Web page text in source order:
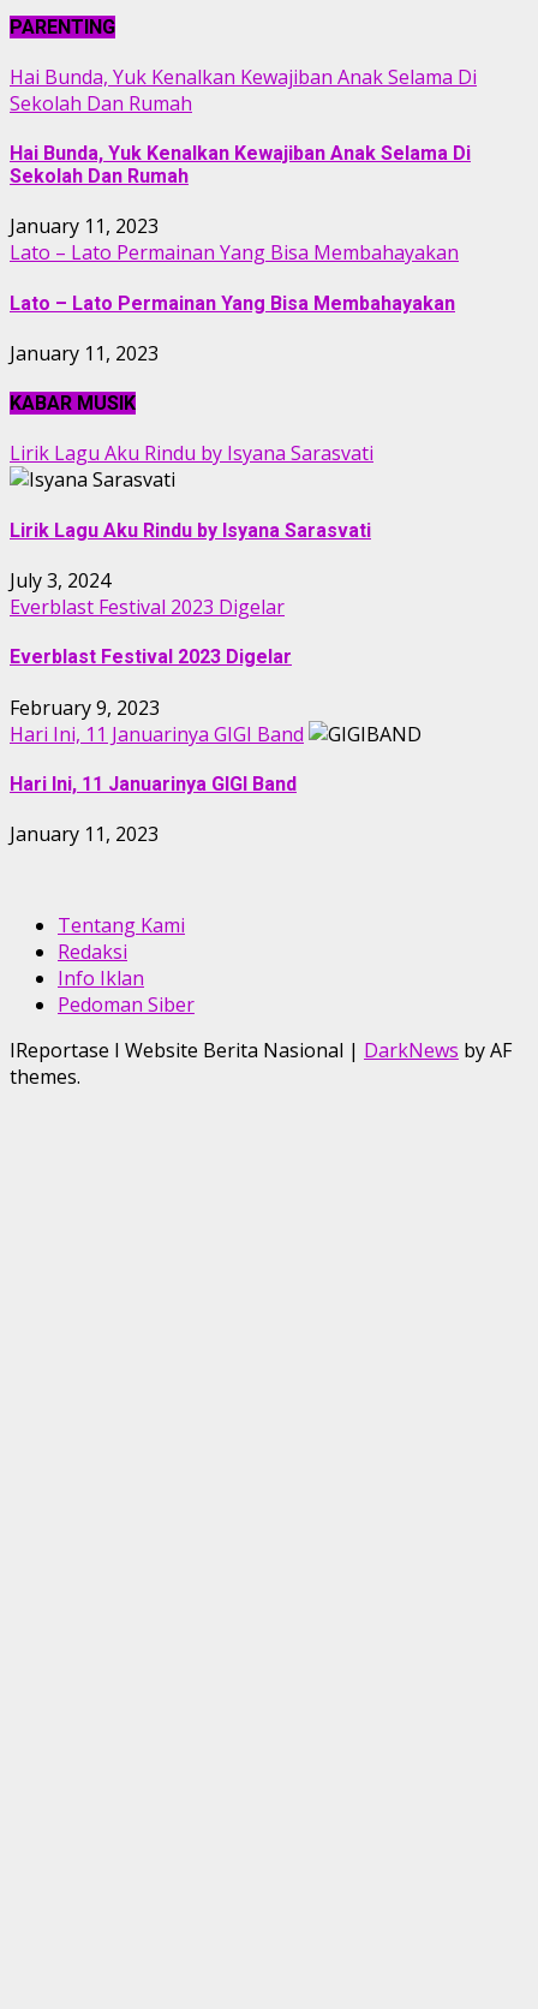
PARENTING
Hai Bunda, Yuk Kenalkan Kewajiban Anak Selama Di
Sekolah Dan Rumah
Hai Bunda, Yuk Kenalkan Kewajiban Anak Selama Di
Sekolah Dan Rumah
January 11, 2023
Lato – Lato Permainan Yang Bisa Membahayakan
Lato – Lato Permainan Yang Bisa Membahayakan
January 11, 2023
KABAR MUSIK
Lirik Lagu Aku Rindu by Isyana Sarasvati
Lirik Lagu Aku Rindu by Isyana Sarasvati
July 3, 2024
Everblast Festival 2023 Digelar
Everblast Festival 2023 Digelar
February 9, 2023
Hari Ini, 11 Januarinya GIGI Band
Hari Ini, 11 Januarinya GIGI Band
January 11, 2023
Tentang Kami
Redaksi
Info Iklan
Pedoman Siber
IReportase I Website Berita Nasional | DarkNews by AF
themes.